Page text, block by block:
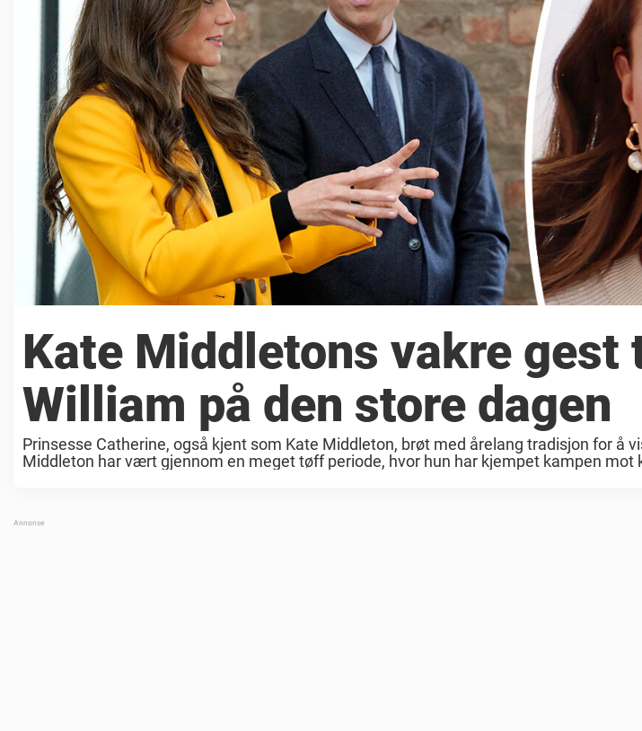
Kate Middletons vakre gest
William på den store dagen
Prinsesse Catherine, også kjent som Kate Middleton, brøt med årelang tradisjon for å
Middleton har vært gjennom en meget tøff periode, hvor hun har kjempet kampen mot